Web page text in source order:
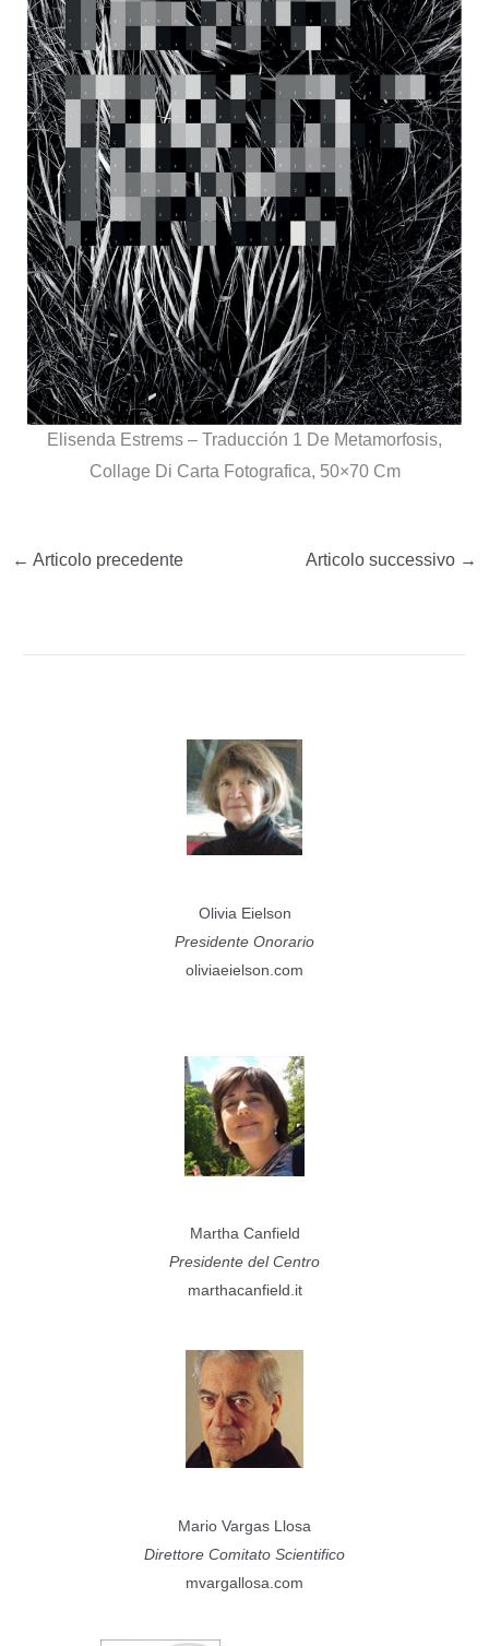
Elisenda Estrems – Traducción 1 De Metamorfosis,
Collage Di Carta Fotografica, 50×70 Cm
← Articolo precedente Articolo successivo →
Olivia Eielson
Presidente Onorario
oliviaeielson.com
Martha Canfield
Presidente del Centro
marthacanfield.it
Mario Vargas Llosa
Direttore Comitato Scientifico
mvargallosa.com